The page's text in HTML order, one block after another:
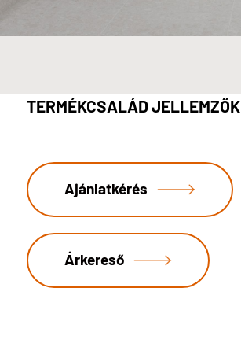
TERMÉKCSALÁD JELLEMZŐK
Ajánlatkérés
Árkereső